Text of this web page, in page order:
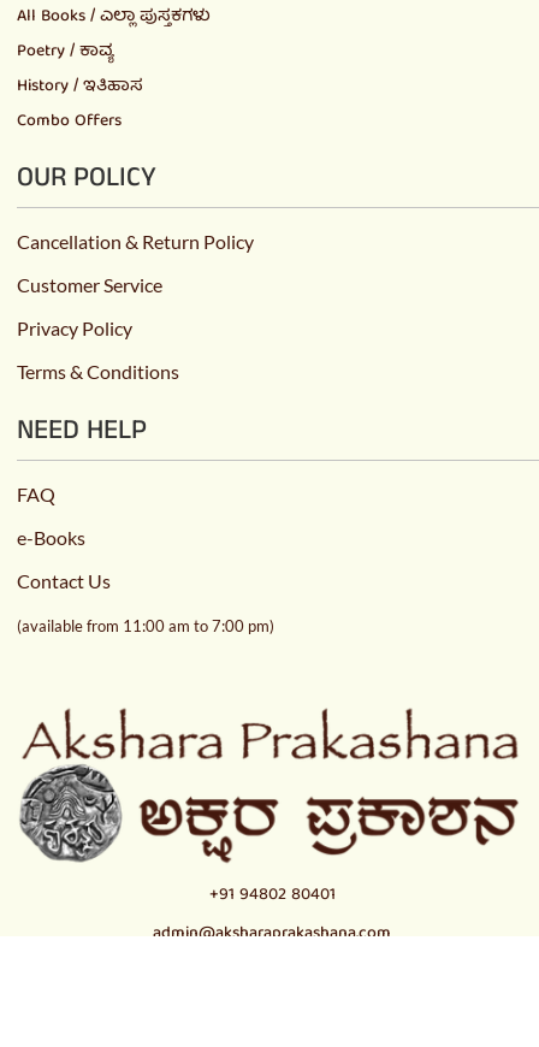
All Books / ಎಲ್ಲಾ ಪುಸ್ತಕಗಳು
Poetry / ಕಾವ್ಯ
History / ಇತಿಹಾಸ
Combo Offers
OUR POLICY
Cancellation & Return Policy
Customer Service
Privacy Policy
Terms & Conditions
NEED HELP
FAQ
e-Books
Contact Us
(available from 11:00 am to 7:00 pm)
+91 94802 80401
admin@aksharaprakashana.com